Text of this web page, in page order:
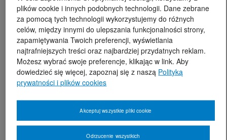
plików cookie i innych podobnych technologii. Dane zebrane
za pomocą tych technologii wykorzystujemy do różnych
celów, między innymi do ulepszania funkcjonalności strony,
zapamiętywania Twoich preferencji, wyświetlania
najtrafniejszych treści oraz najbardziej przydatnych reklam.
Możesz wybrać swoje preferencje, klikając w link. Aby
dowiedzieć się więcej, zapoznaj się z naszą Polityką
prywatności i plików cookies
Odrzucenie wszystkich
Akceptuj wszystkie pliki cookie